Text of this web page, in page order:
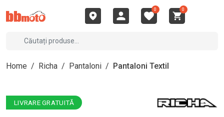
0 0
Home / Richa / Pantaloni / Pantaloni Textil
LIVRARE GRATUITĂ